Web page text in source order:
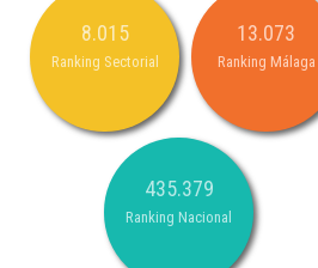
8.015
Ranking Sectorial
13.073
Ranking Málaga
435.379
Ranking Nacional